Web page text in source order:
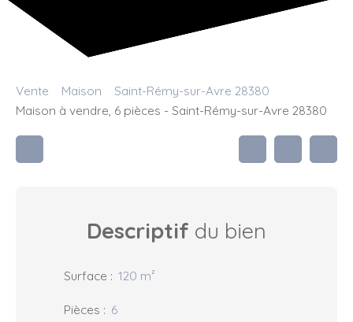
Vente Maison
Saint-Rémy-sur-Avre 28380
Maison à vendre, 6 pièces - Saint-Rémy-sur-Avre 28380
Descriptif du bien
Surface : 120 m²
Pièces : 6